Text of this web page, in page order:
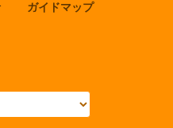
ガイドマップ